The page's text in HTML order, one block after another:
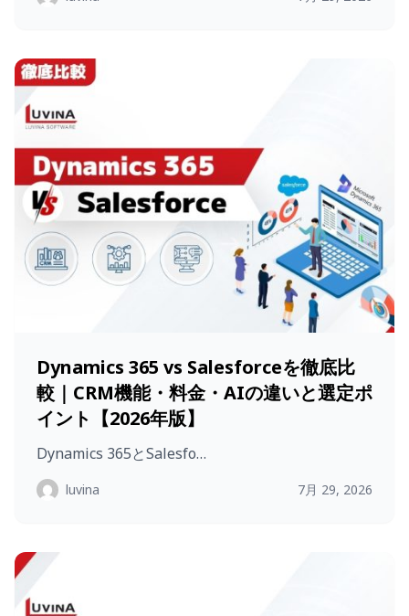
Dynamics 365 vs Salesforceを徹底比
較｜CRM機能・料金・AIの違いと選定ポ
イント【2026年版】
Dynamics 365とSalesfo…
luvina 7月 29, 2026